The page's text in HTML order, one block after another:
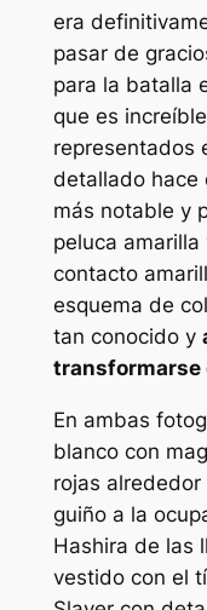
era
pasar de
para la batalla
que es
representados
detallado hace
más notable y
peluca
contacto
esquema de
tan conocido y
transformarse
En ambas
blanco con
rojas
guiño a la
Hashira de las
vestido con el